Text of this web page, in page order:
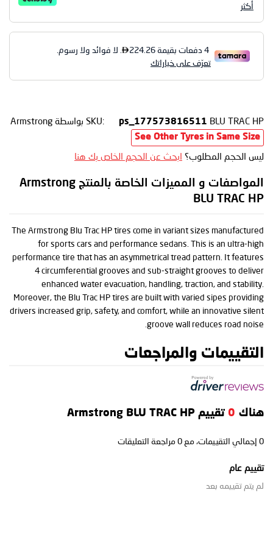
أكثر
SKU: ps_177573816511 BLU TRAC HP بواسطة Armstrong
See Other Tyres in Same Size
ليس الحجم المطلوب؟ ابحث عن الحجم الخاص بك هنا
المواصفات و المميزات الخاصة بالمنتج Armstrong
BLU TRAC HP
The Armstrong Blu Trac HP tires come in variant sizes manufactured
for sports cars and performance sedans. This is an ultra-high
performance tire that has an asymmetrical tread pattern. It features
4 circumferential grooves and sub-straight grooves to deliver
enhanced water evacuation, handling, traction, and stability.
Moreover, the Blu Trac HP tires are built with varied sipes providing
drivers increased grip, safety, and comfort, while an innovative silent
groove wall reduces road noise.
التقييمات والمراجعات
هناك 0 تقييم Armstrong BLU TRAC HP
0 إجمالي التقييمات، مع 0 مراجعة التعليقات
تقييم عام
لم يتم تقييمه بعد